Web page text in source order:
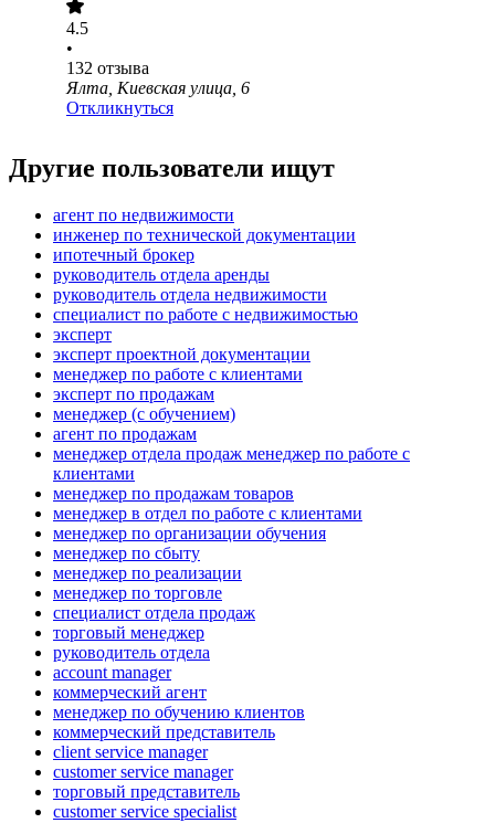
4.5
•
132 отзыва
Ялта, Киевская улица, 6
Откликнуться
Другие пользователи ищут
агент по недвижимости
инженер по технической документации
ипотечный брокер
руководитель отдела аренды
руководитель отдела недвижимости
специалист по работе с недвижимостью
эксперт
эксперт проектной документации
менеджер по работе с клиентами
эксперт по продажам
менеджер (с обучением)
агент по продажам
менеджер отдела продаж менеджер по работе с
клиентами
менеджер по продажам товаров
менеджер в отдел по работе с клиентами
менеджер по организации обучения
менеджер по сбыту
менеджер по реализации
менеджер по торговле
специалист отдела продаж
торговый менеджер
руководитель отдела
account manager
коммерческий агент
менеджер по обучению клиентов
коммерческий представитель
client service manager
customer service manager
торговый представитель
customer service specialist